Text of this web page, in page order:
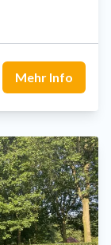
Mehr Info